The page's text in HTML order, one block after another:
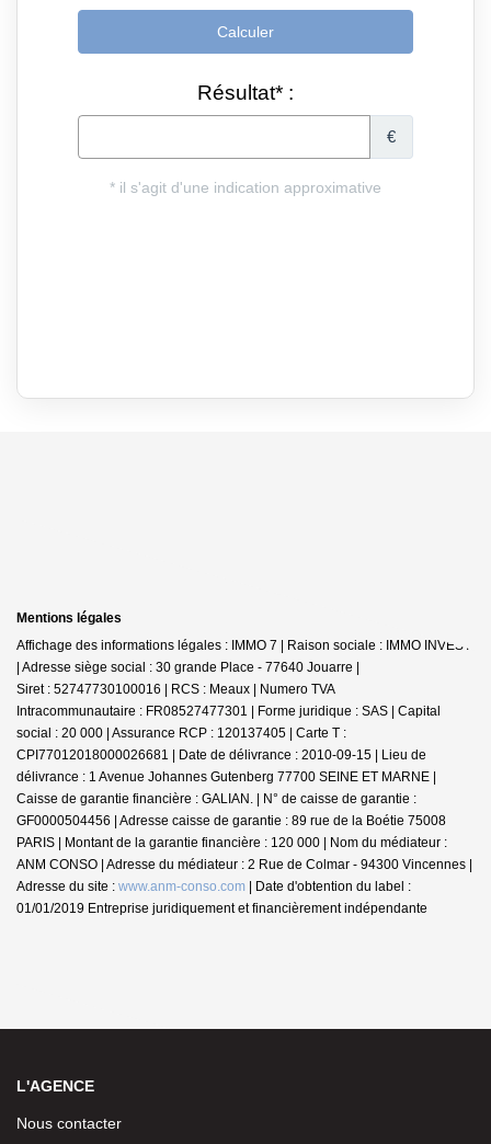
Mentions légales
Affichage des informations légales : IMMO 7 | Raison sociale : IMMO INVEST
| Adresse siège social : 30 grande Place - 77640 Jouarre |
Siret : 52747730100016 | RCS : Meaux | Numero TVA
Intracommunautaire : FR08527477301 | Forme juridique : SAS | Capital
social : 20 000 | Assurance RCP : 120137405 | Carte T :
CPI77012018000026681 | Date de délivrance : 2010-09-15 | Lieu de
délivrance : 1 Avenue Johannes Gutenberg 77700 SEINE ET MARNE |
Caisse de garantie financière : GALIAN. | N° de caisse de garantie :
GF0000504456 | Adresse caisse de garantie : 89 rue de la Boétie 75008
PARIS | Montant de la garantie financière : 120 000 | Nom du médiateur :
ANM CONSO | Adresse du médiateur : 2 Rue de Colmar - 94300 Vincennes |
Adresse du site : www.anm-conso.com | Date d'obtention du label :
01/01/2019 Entreprise juridiquement et financièrement indépendante
L'AGENCE
Nous contacter